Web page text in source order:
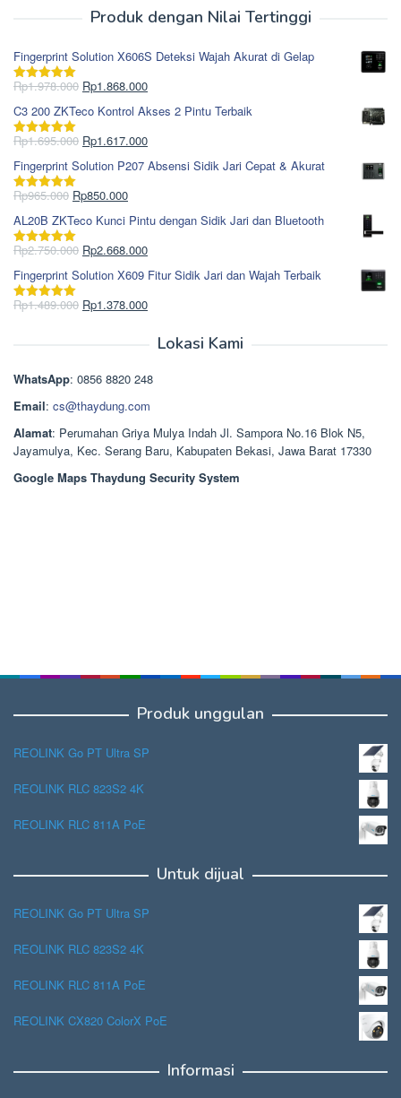
Produk dengan Nilai Tertinggi
Fingerprint Solution X606S Deteksi Wajah Akurat di Gelap
Dinilai5.00
Rp1.978.000 Harga
aslinya
adalah:
Rp1.978.000.
Rp1.868.000Harga
saat
ini
adalah:
C3 200 ZKTeco Kontrol Akses 2 Pintu Terbaik
Dinilai5.00
Rp1.695.000 Harga
aslinya
adalah:
Rp1.695.000.
Rp1.617.000Harga
saat
ini
Fingerprint Solution P207 Absensi Sidik Jari Cepat & Akurat
Dinilai5.00
Rp965.000 Harga
aslinya
adalah:
Rp965.000.
Rp850.000Harga
saat
ini
adalah:
AL20B ZKTeco Kunci Pintu dengan Sidik Jari dan Bluetooth
Dinilai5.00
Rp2.750.000 Harga
aslinya
adalah:
Rp2.750.000.
Rp2.668.000Harga
saat
ini
adalah:
Fingerprint Solution X609 Fitur Sidik Jari dan Wajah Terbaik
Dinilai5.00
Rp1.489.000 Harga
Rp1.378.000Harga
Rp1.378.000.
Lokasi Kami
WhatsApp: 0856 8820 248
Email: cs@thaydung.com
Alamat: Perumahan Griya Mulya Indah Jl. Sampora No.16 Blok N5,
Jayamulya, Kec. Serang Baru, Kabupaten Bekasi, Jawa Barat 17330
Google Maps Thaydung Security System
Produk unggulan
REOLINK Go PT Ultra SP
REOLINK RLC 823S2 4K
REOLINK RLC 811A PoE
Untuk dijual
REOLINK Go PT Ultra SP
REOLINK RLC 823S2 4K
REOLINK RLC 811A PoE
REOLINK CX820 ColorX PoE
Informasi